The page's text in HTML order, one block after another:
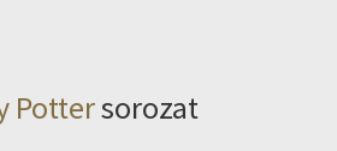
Pottersorozat